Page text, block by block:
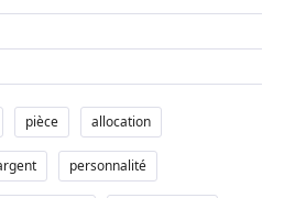
pièce allocation
personnalité